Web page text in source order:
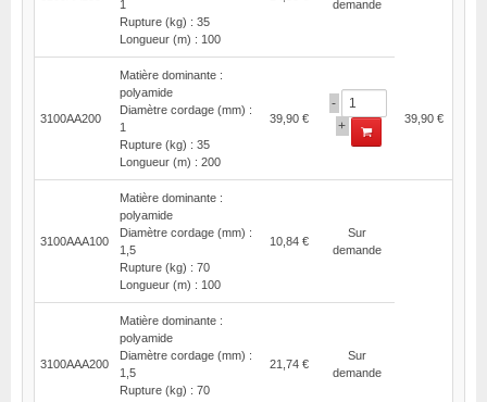
1
Rupture (kg) : 35
Longueur (m) : 100
demande
3100AA200
Matière dominante :
polyamide
Diamètre cordage (mm) :
1
Rupture (kg) : 35
Longueur (m) : 200
39,90 €
-
+
39,90 €
3100AAA100
Matière dominante :
polyamide
Diamètre cordage (mm) :
1,5
Rupture (kg) : 70
Longueur (m) : 100
10,84 €
Sur
demande
3100AAA200
Matière dominante :
polyamide
Diamètre cordage (mm) :
1,5
Rupture (kg) : 70
21,74 €
Sur
demande